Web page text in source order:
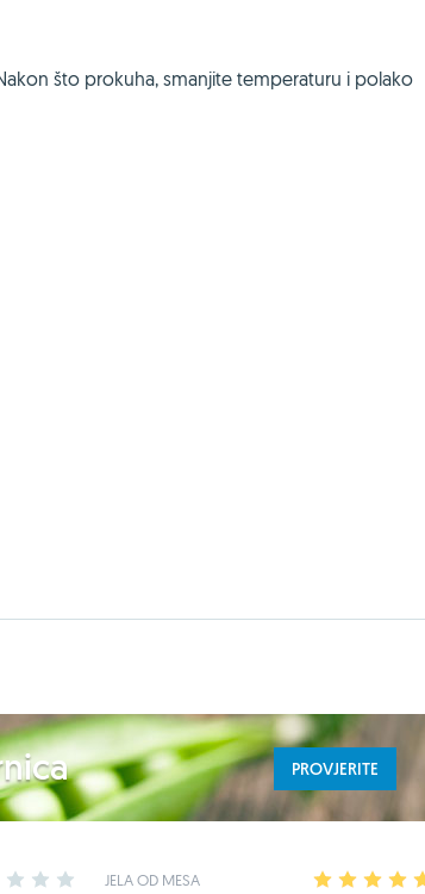
što prokuha, smanjite temperaturu i polako
PROVJERITE
2 3 4 JELA OD MESA 2 3 4